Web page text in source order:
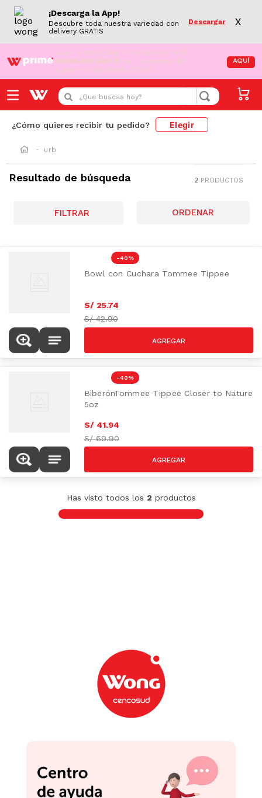
¡Descarga la App!
Descubre toda nuestra variedad con
delivery GRATIS
Descargar X
¡Aún no eres Wong Prime! Aprovecha el
DESPACHO GRATIS en tus compras de
supermercado desde S/79.90
AQUÍ
¿Que buscas hoy?
¿Cómo quieres recibir tu pedido? Elegir
urb
Resultado de búsqueda 2 PRODUCTOS
FILTRAR
-40 %
Bowl con Cuchara Tommee Tippee
S/ 25.74
S/42.90
-40 %
BiberónTommee Tippee Closer to Nature
5oz
S/ 41.94
S/69.90
Has visto todos los 2 productos